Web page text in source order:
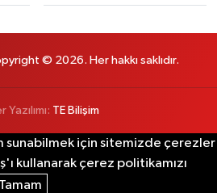
© 2026. Her hakkı saklıdır.
Yazılımı: TE Bilişim
sunabilmek için sitemizde çerezler
kullanarak çerez politikamızı
Tamam